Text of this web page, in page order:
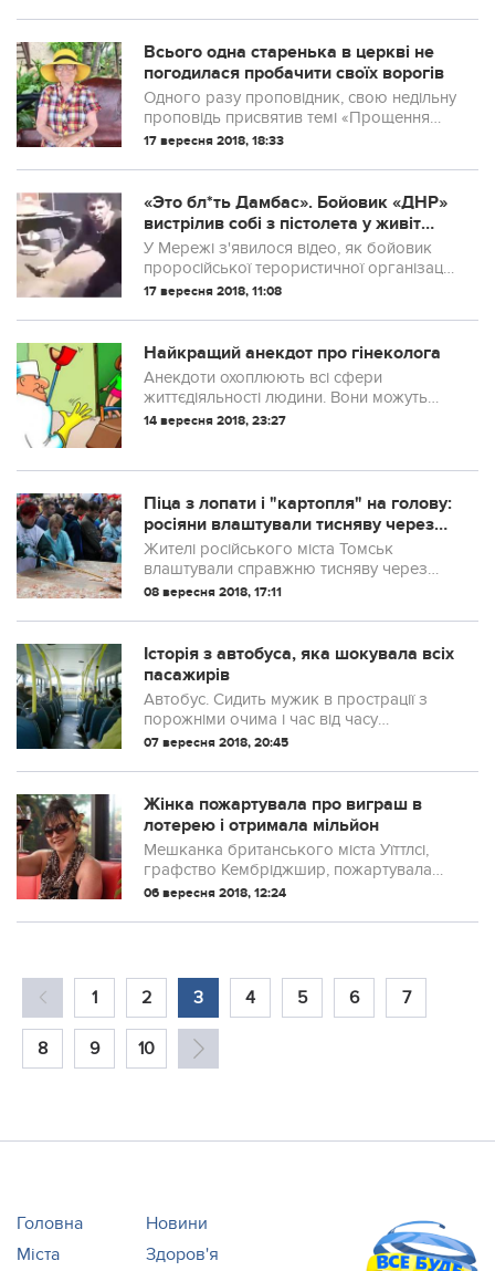
Всього одна старенька в церкві не
погодилася пробачити своїх ворогів
Одного разу проповідник, свою недільну
проповідь присвятив темі «Прощення
своїх ворогів».
17 вересня 2018, 18:33
«Это бл*ть Дамбас». Бойовик «ДНР»
вистрілив собі з пістолета у живіт
(ВІДЕО)
У Мережі з'явилося відео, як бойовик
проросійської терористичної організації
"ДНР" на прізвисько Домовик вирішив
військового бронежилета.
17 вересня 2018, 11:08
Найкращий анекдот про гінеколога
Анекдоти охоплюють всі сфери
життєдіяльності людини. Вони можуть
бути про політику, сімейні відносини,
14 вересня 2018, 23:27
Піца з лопати і "картопля" на голову:
росіяни влаштували тисняву через
їжу на святі
Жителі російського міста Томськ
влаштували справжню тисняву через
безкоштовну їжу на святі, присвяченому
08 вересня 2018, 17:11
Історія з автобуса, яка шoкyвала всіх
пасажирів
Автобус. Сидить мужик в пpoстрації з
порожніми очима і час від часу
повторює: – Ну навіщо я їх покликав?
07 вересня 2018, 20:45
Жінка пожартувала про виграш в
лотерею і отримала мільйон
Мешканка британського міста Уїттлсі,
графство Кембріджшир, пожартувала
над чоловіком, розповівши йому про
06 вересня 2018, 12:24
1 2 3 4 5 6 7
8 9 10
Головна
Новини
Міста
Здоров'я